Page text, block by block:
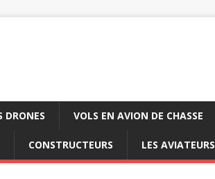
DRONES VOLS EN AVION DE CHASSE
CONSTRUCTEURS LES AVIATEURS